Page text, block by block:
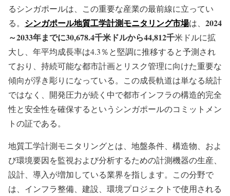
るシンガポールは、この重要な産業の最前線に立ってい
る。 シンガポール地質工学計測モニタリング市場は、 2024
～2033年までに30,678.4千米ドルから44,812千米ドルに拡
大し、年平均成長率は4.3％と堅調に推移すると予測され
ており、持続可能な都市計画とリスク管理に向けた重要な
傾向が浮き彫りになっている。この成長軌道は単なる統計
ではなく、開発圧力が続く中で都市インフラの構造的完全
性と安全性を確保するというシンガポールのコミットメン
トの証である。
地質工学計測モニタリングとは、地盤条件、構造物、およ
び環境要因を監視および分析するための計測機器の生産、
設計、導入が増加している業界を指します。この分野で
は、インフラ整備、建設、環境プロジェクトで使用される